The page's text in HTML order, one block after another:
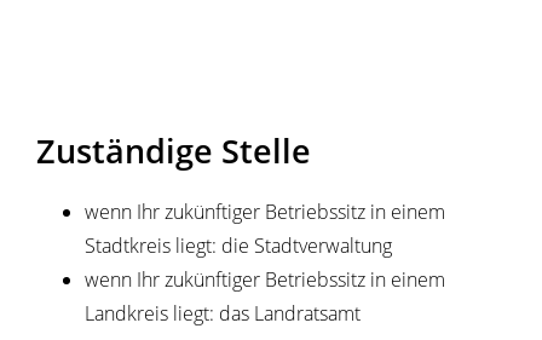
Zuständige Stelle
wenn Ihr zukünftiger Betriebssitz in einem
Stadtkreis liegt: die Stadtverwaltung
wenn Ihr zukünftiger Betriebssitz in einem
Landkreis liegt: das Landratsamt